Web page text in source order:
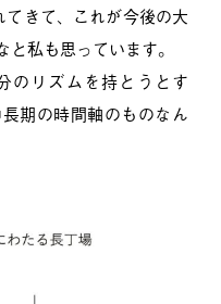
きて、これが今後の大
私も思っています。
のリズムを持とうとす
期の時間軸のものなん